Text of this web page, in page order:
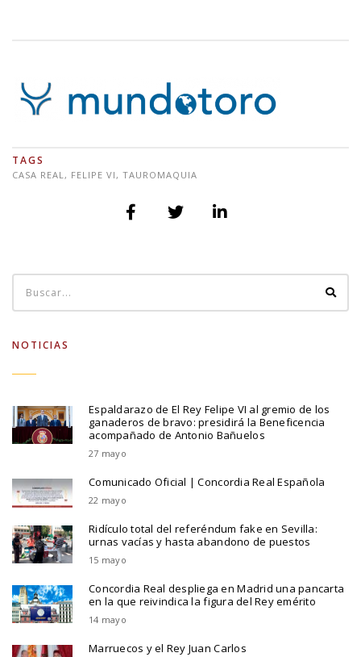
TAGS
CASA REAL, FELIPE VI, TAUROMAQUIA
NOTICIAS
Espaldarazo de El Rey Felipe VI al gremio de los
ganaderos de bravo: presidirá la Beneficencia
acompañado de Antonio Bañuelos
27 mayo
Comunicado Oficial | Concordia Real Española
22 mayo
Ridículo total del referéndum fake en Sevilla:
urnas vacías y hasta abandono de puestos
15 mayo
Concordia Real despliega en Madrid una pancarta
en la que reivindica la figura del Rey emérito
14 mayo
Marruecos y el Rey Juan Carlos